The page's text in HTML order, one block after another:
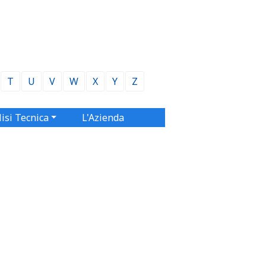
T U V W X Y Z
Tecnica L'Azienda